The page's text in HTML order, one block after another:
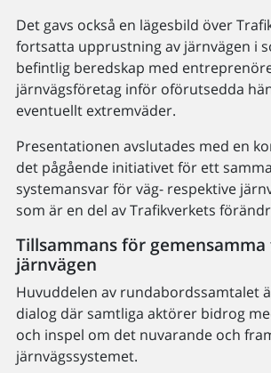
Det gavs också en lägesbild över
fortsatta upprustning av järnvägen i
befintlig beredskap med
järnvägsföretag inför oförutsedda
eventuellt extremväder.
Presentationen avslutades med en
det pågående initiativet för ett
systemansvar för väg- respektive
som är en del av Trafikverkets
Tillsammans för
järnvägen
Huvuddelen av rundabordssamtalet
dialog där samtliga aktörer bidrog
och inspel om det nuvarande och
järnvägssystemet.